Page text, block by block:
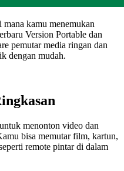
mana kamu menemukan
Version Portable dan
pemutar media ringan dan
dengan mudah.
menonton video dan
bisa memutar film, kartun,
remote pintar di dalam